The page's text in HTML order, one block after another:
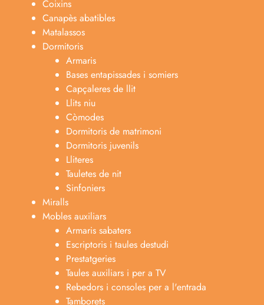
Explora la nostra botiga
Categories
Coixins
Canapès abatibles
Matalassos
Dormitoris
Armaris
Bases entapissades i somiers
Capçaleres de llit
Llits niu
Còmodes
Dormitoris de matrimoni
Dormitoris juvenils
Lliteres
Tauletes de nit
Sinfoniers
Miralls
Mobles auxiliars
Armaris sabaters
Escriptoris i taules destudi
Prestatgeries